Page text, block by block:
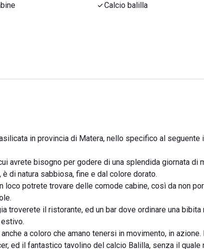
Calcio balilla
in provincia di Matera, nello specifico al seguente
avrete bisogno per godere di una splendida giornata di
di natura sabbiosa, fine e dal colore dorato.
loco potrete trovare delle comode cabine, così da non
troverete il ristorante, ed un bar dove ordinare una
a coloro che amano tenersi in movimento, in
ed il fantastico tavolino del calcio Balilla, senza il